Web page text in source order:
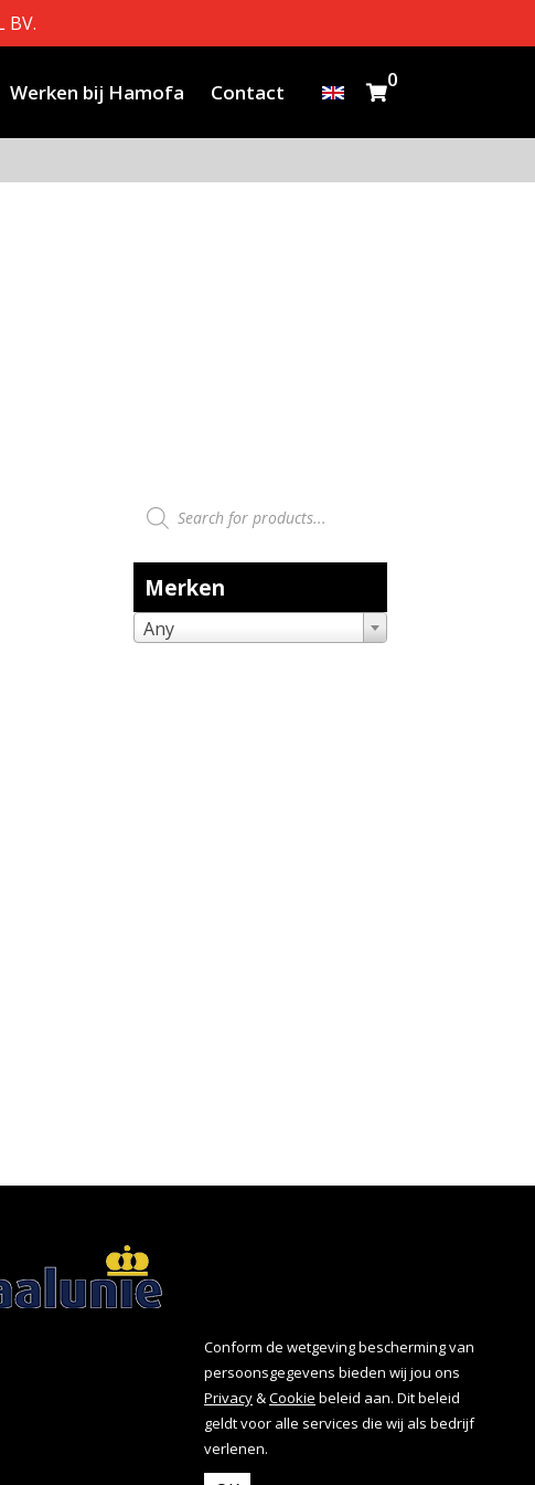
BV.
Conform de wetgeving bescherming van
persoonsgegevens bieden wij jou ons
Privacy&Cookie beleid aan. Dit beleid
geldt voor alle services die wij als bedrijf
verlenen.
Werken bij Hamofa Contact
0
Producten zoeken
Merken
Any